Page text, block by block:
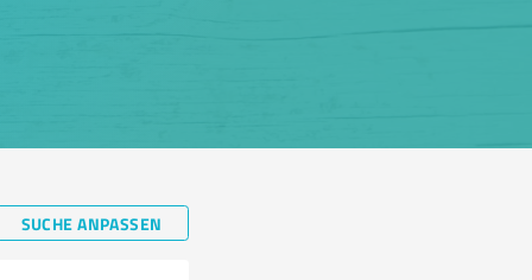
SUCHE ANPASSEN